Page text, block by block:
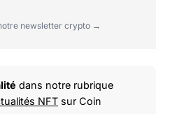
newsletter crypto →
dans notre rubrique
NFT sur Coin